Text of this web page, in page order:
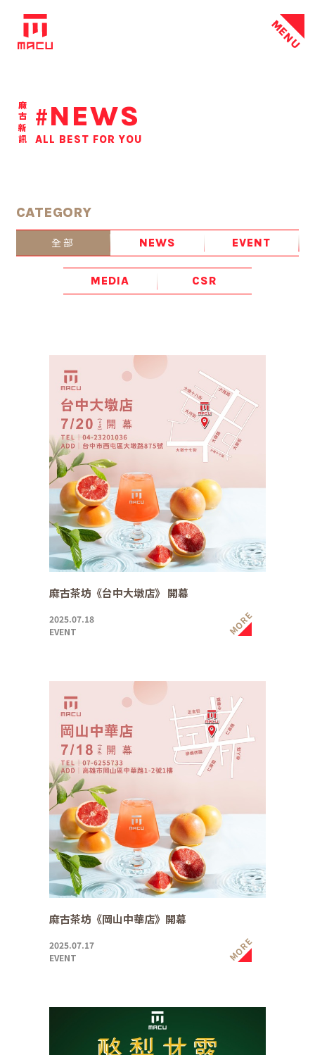
MENU
麻古新訊 #NEWS
ALL BEST FOR YOU
CATEGORY
全部 NEWS EVENT
MEDIA CSR
麻古茶坊《台中大墩店》 開幕
2025.07.18
EVENT
MORE
麻古茶坊《岡山中華店》開幕
2025.07.17
EVENT
MORE